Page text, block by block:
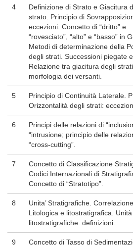
4
Definizione di Strato e Giacitura
strato. Principio di
eccezioni. Concetto di “dritto” e
“rovesciato”, “alto” e “basso” in
Metodi di determinazione della
degli strati. Successioni piegate
Relazione tra giacitura degli
morfologia dei versanti.
5
Principio di Continuità Laterale.
Orizzontalità degli strati:
6
Principi delle relazioni di
“intrusione; principio delle
“cross-cutting”.
7
Concetto di Classificazione
Codici Internazionali di
Concetto di “Stratotipo”.
8
Unita’ Stratigrafiche. Correlazione
Litologica e litostratigrafica. Unità
litostratigrafiche: definizioni.
9
Concetto di Tasso di